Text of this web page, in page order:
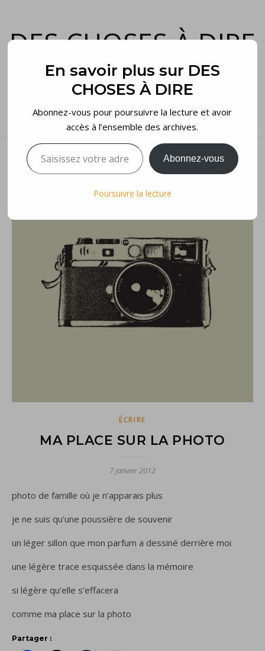
DES CHOSES À DIRE
et voilà…
ÉCRIRE
MA PLACE SUR LA PHOTO
7 janvier 2012
photo de famille où je n’apparais plus
je ne suis qu’une poussière de souvenir
un léger sillon que mon parfum a dessiné derrière moi
une légère trace esquissée dans la mémoire
si légère qu’elle s’effacera
comme ma place sur la photo
Partager :
En savoir plus sur DES
CHOSES À DIRE
Abonnez-vous pour poursuivre la lecture et avoir
accès à l’ensemble des archives.
Saisissez votre adresse e-mail…
Abonnez-vous
Poursuivre la lecture